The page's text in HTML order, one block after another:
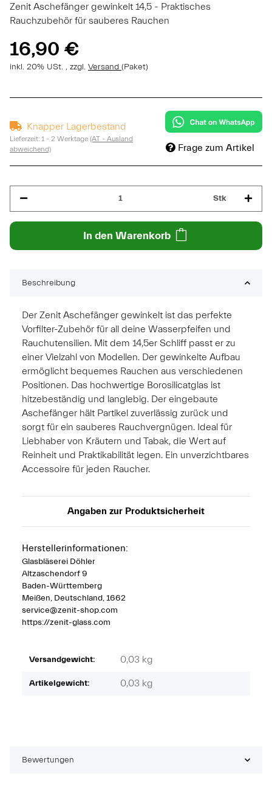
Zenit Aschefänger gewinkelt 14,5 - Praktisches
Rauchzubehör für sauberes Rauchen
16,90 €
inkl. 20% USt. , zzgl. Versand (Paket)
Knapper Lagerbestand
Lieferzeit: 1 - 2 Werktage (AT - Ausland
abweichend)
Frage zum Artikel
Stk
In den Warenkorb
Beschreibung
Der Zenit Aschefänger gewinkelt ist das perfekte
Vorfilter-Zubehör für all deine Wasserpfeifen und
Rauchutensilien. Mit dem 14,5er Schliff passt er zu
einer Vielzahl von Modellen. Der gewinkelte Aufbau
ermöglicht bequemes Rauchen aus verschiedenen
Positionen. Das hochwertige Borosilicatglas ist
hitzebeständig und langlebig. Der eingebaute
Aschefänger hält Partikel zuverlässig zurück und
sorgt für ein sauberes Rauchvergnügen. Ideal für
Liebhaber von Kräutern und Tabak, die Wert auf
Reinheit und Praktikabilität legen. Ein unverzichtbares
Accessoire für jeden Raucher.
Angaben zur Produktsicherheit
Herstellerinformationen:
Glasbläserei Döhler
Altzaschendorf 9
Baden-Württemberg
Meißen, Deutschland, 1662
service@zenit-shop.com
https://zenit-glass.com
Versandgewicht: 0,03 kg
Artikelgewicht: 0,03 kg
Bewertungen